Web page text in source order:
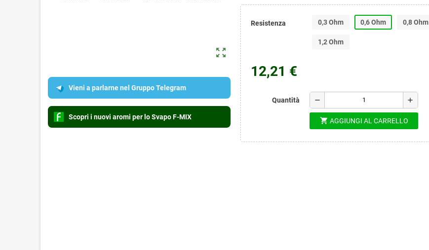
zoom_out_map
Vieni a parlarne nel Gruppo Telegram
Scopri i nuovi aromi per lo Svapo F-MIX
Resistenza 0,3 Ohm 0,6 Ohm 0,8 Ohm
1,2 Ohm
12,21 €
Quantità remove add
shopping_cart AGGIUNGI AL CARRELLO